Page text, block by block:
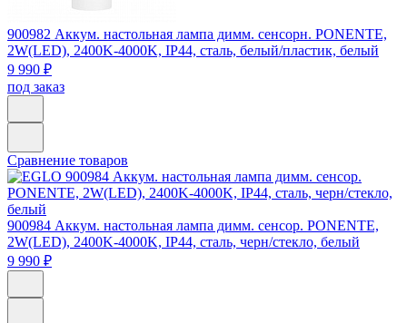
900982 Аккум. настольная лампа димм. сенсорн. PONENTE,
2W(LED), 2400K-4000K, IP44, сталь, белый/пластик, белый
9 990 ₽
под заказ
Сравнение товаров
900984 Аккум. настольная лампа димм. сенсор. PONENTE,
2W(LED), 2400K-4000K, IP44, сталь, черн/стекло, белый
9 990 ₽